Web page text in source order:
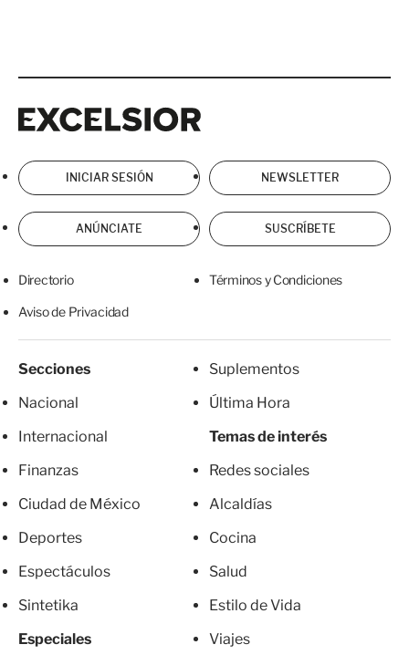
INICIAR SESIÓN NEWSLETTER
ANÚNCIATE SUSCRÍBETE
Directorio Términos y Condiciones
Aviso de Privacidad
Secciones
Nacional
Internacional
Finanzas
Ciudad de México
Deportes
Espectáculos
Sintetika
Especiales
Suplementos
Última Hora
Temas de interés
Redes sociales
Alcaldías
Cocina
Salud
Estilo de Vida
Viajes